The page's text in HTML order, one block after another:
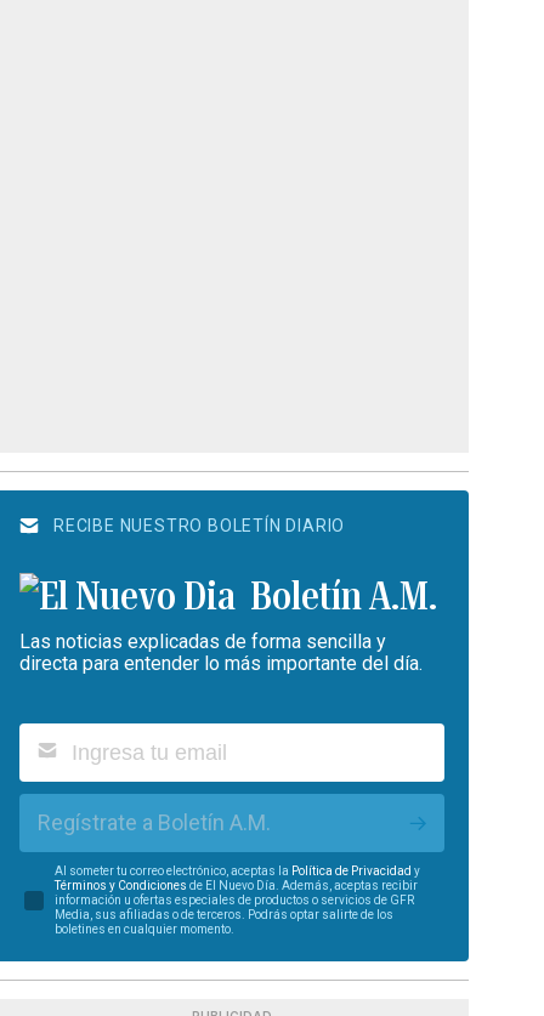
RECIBE NUESTRO BOLETÍN DIARIO
Boletín A.M.
Las noticias explicadas de forma sencilla y
directa para entender lo más importante del día.
Regístrate a Boletín A.M.
Al someter tu correo electrónico, aceptas la Política de Privacidad y
Términos y Condiciones de El Nuevo Día. Además, aceptas recibir
información u ofertas especiales de productos o servicios de GFR
Media, sus afiliadas o de terceros. Podrás optar salirte de los
boletines en cualquier momento.